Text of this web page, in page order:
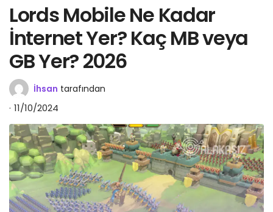
Lords Mobile Ne Kadar
İnternet Yer? Kaç MB veya
GB Yer? 2026
İhsan tarafından
11/10/2024